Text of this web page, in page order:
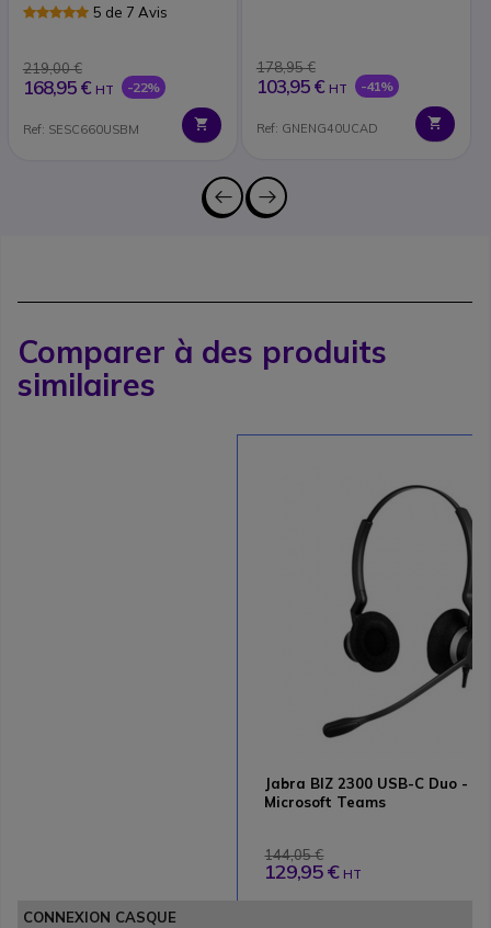
5 de 7 Avis
219,00 €
168,95 € HT -22%
Ref: SESC660USBM
178,95 €
103,95 € HT -41%
Ref: GNENG40UCAD
Comparer à des produits
similaires
Jabra BIZ 2300 USB-C Duo -
Microsoft Teams
144,05 €
129,95 € HT
CONNEXION CASQUE